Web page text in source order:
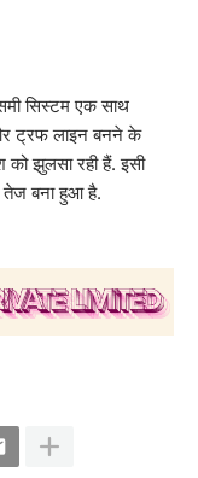
सिस्टम एक साथ
और ट्रफ लाइन बनने के
को झुलसा रही हैं. इसी
तेज बना हुआ है.